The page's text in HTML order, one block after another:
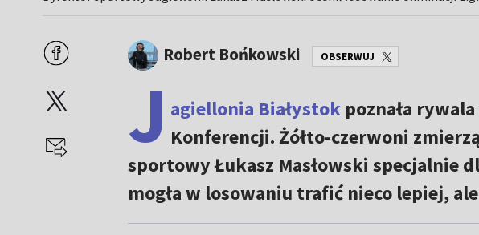
Robert Bońkowski OBSERWUJ
J agiellonia Białystokpoznała
Konferencji. Żółto-czerwoni
sportowy Łukasz Masłowski specjalnie
mogła w losowaniu trafić nieco lepiej,